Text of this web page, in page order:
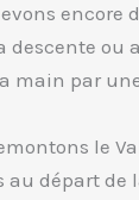
encore
descente ou
main par
le
départ de